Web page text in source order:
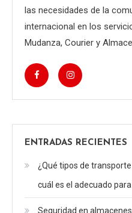
las necesidades de la
internacional en los
Mudanza, Courier y
ENTRADAS RECIENTES
¿Qué tipos de
cuál es el adecuado
Seguridad en